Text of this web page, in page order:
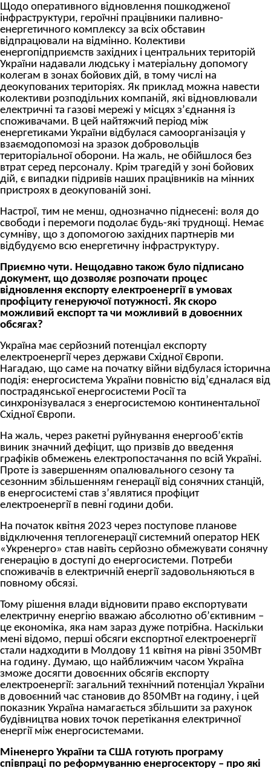
Щодо оперативного відновлення пошкодженої
інфраструктури, героїчні працівники паливно-
енергетичного комплексу за всіх обставин
відпрацювали на відмінно. Колективи
енергопідприємств західних і центральних територій
України надавали людську і матеріальну допомогу
колегам в зонах бойових дій, в тому числі на
деокупованих територіях. Як приклад можна навести
колективи розподільних компаній, які відновлювали
електричні та газові мережі у місцях з’єднання із
споживачами. В цей найтяжчий період між
енергетиками України відбулася самоорганізація у
взаємодопомозі на зразок добровольців
територіальної оборони. На жаль, не обійшлося без
втрат серед персоналу. Крім трагедій у зоні бойових
дій, є випадки підривів наших працівників на мінних
пристроях в деокупованій зоні.
Настрої, тим не менш, однозначно піднесені: воля до
свободи і перемоги подолає будь-які труднощі. Немає
сумніву, що з допомогою західних партнерів ми
відбудуємо всю енергетичну інфраструктуру.
Приємно чути. Нещодавно також було підписано
документ, що дозволяє розпочати процес
відновлення експорту електроенергії в умовах
профіциту генеруючої потужності. Як скоро
можливий експорт та чи можливий в довоєнних
обсягах?
Україна має серйозний потенціал експорту
електроенергії через держави Східної Європи.
Нагадаю, що саме на початку війни відбулася історична
подія: енергосистема України повністю від’єдналася від
пострадянської енергосистеми Росії та
синхронізувалася з енергосистемою континентальної
Східної Європи.
На жаль, через ракетні руйнування енергооб’єктів
виник значний дефіцит, що призвів до введення
графіків обмежень електропостачання по всій Україні.
Проте із завершенням опалювального сезону та
сезонним збільшенням генерації від сонячних станцій,
в енергосистемі став з’являтися профіцит
електроенергії в певні години доби.
На початок квітня 2023 через поступове планове
відключення теплогенерації системний оператор НЕК
«Укренерго» став навіть серйозно обмежувати сонячну
генерацію в доступі до енергосистеми. Потреби
споживачів в електричній енергії задовольняються в
повному обсязі.
Тому рішення влади відновити право експортувати
електричну енергію вважаю абсолютно об’єктивним –
це економіка, яка нам зараз дуже потрібна. Наскільки
мені відомо, перші обсяги експортної електроенергії
стали надходити в Молдову 11 квітня на рівні 350МВт
на годину. Думаю, що найближчим часом Україна
зможе досягти довоєнних обсягів експорту
електроенергії: загальний технічний потенціал України
в довоєнний час становив до 850МВт на годину, і цей
показник Україна намагається збільшити за рахунок
будівництва нових точок перетікання електричної
енергії між енергосистемами.
Міненерго України та США готують програму
співпраці по реформуванню енергосектору – про які